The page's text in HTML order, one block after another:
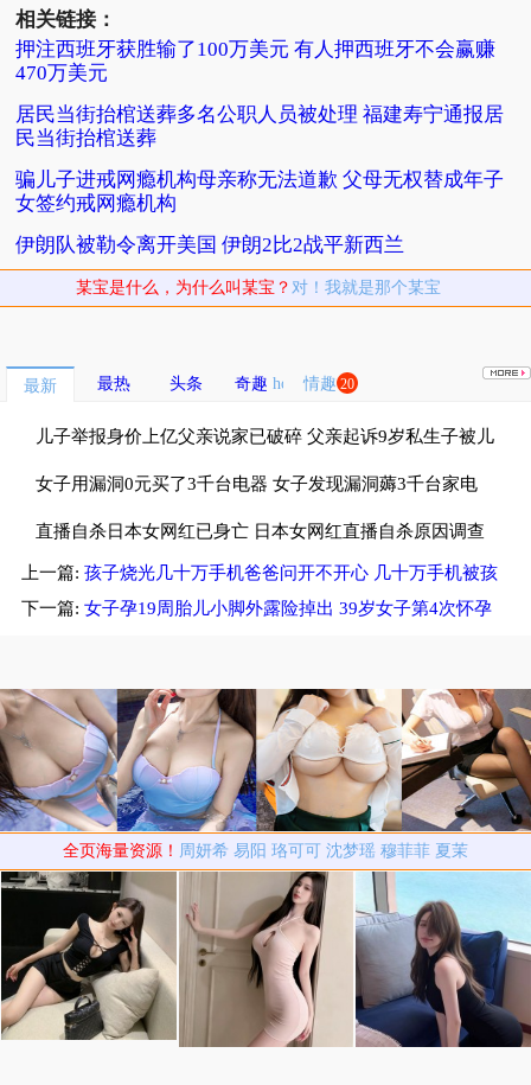
相关链接：
押注西班牙获胜输了100万美元 有人押西班牙不会赢赚
470万美元
居民当街抬棺送葬多名公职人员被处理 福建寿宁通报居
民当街抬棺送葬
骗儿子进戒网瘾机构母亲称无法道歉 父母无权替成年子
女签约戒网瘾机构
伊朗队被勒令离开美国 伊朗2比2战平新西兰
某宝是什么，为什么叫某宝？ 对！我就是那个某宝
最新 最热 头条 奇趣 情趣 20
儿子举报身价上亿父亲说家已破碎 父亲起诉9岁私生子被儿
子斥畜生不如
女子用漏洞0元买了3千台电器 女子发现漏洞薅3千台家电
租仓库存放
直播自杀日本女网红已身亡 日本女网红直播自杀原因调查
中
上一篇: 孩子烧光几十万手机爸爸问开不开心 几十万手机被孩
子烧光爸爸淡定教育
下一篇: 女子孕19周胎儿小脚外露险掉出 39岁女子第4次怀孕
全页海量资源！ 周妍希 易阳 珞可可 沈梦瑶 穆菲菲 夏茉